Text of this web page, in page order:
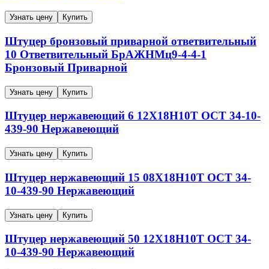
Узнать цену Купить
Штуцер бронзовый приварной ответвительный
10 Ответвительный БрАЖНМц9-4-4-1
Бронзовый Приварной
Узнать цену Купить
Штуцер нержавеющий 6 12Х18Н10Т ОСТ 34-10-
439-90 Нержавеющий
Узнать цену Купить
Штуцер нержавеющий 15 08Х18Н10Т ОСТ 34-
10-439-90 Нержавеющий
Узнать цену Купить
Штуцер нержавеющий 50 12Х18Н10Т ОСТ 34-
10-439-90 Нержавеющий